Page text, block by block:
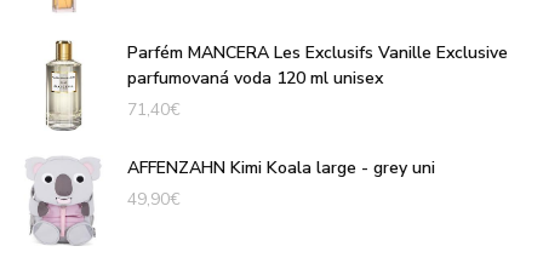
Parfém MANCERA Les Exclusifs Vanille Exclusive
parfumovaná voda 120 ml unisex
71,40€
AFFENZAHN Kimi Koala large - grey uni
49,90€